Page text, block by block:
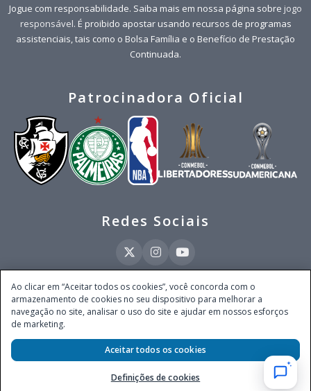
Jogue com responsabilidade. Saiba mais em nossa página sobre jogo
responsável. É proibido apostar usando recursos de programas
assistenciais, tais como o Bolsa Família e o Benefício de Prestação
Continuada.
Patrocinadora Oficial
Redes Sociais
Este site é operado pela Ventmear Brasil LTDA (CNPJ 52.868.380/0001-84), com
endereço na Avenida Brigadeiro Faria Lima, nº 4.055, 3º andar, Itaim Bibi, no
Município de São Paulo, Estado de São Paulo, CEP 04538-133, Brasil - empresa
Secretaria de Prêmios e Apostas do Ministério da Fazenda, conforme Portaria nº
247, de 07.02.2025, publicada no DOU em 11.2.2025.
Ao clicar em “Aceitar todos os cookies”, você concorda com o
armazenamento de cookies no seu dispositivo para melhorar a
navegação no site, analisar o uso do site e ajudar em nossos esforços
de marketing.
Definições de cookies
Aceitar todos os cookies